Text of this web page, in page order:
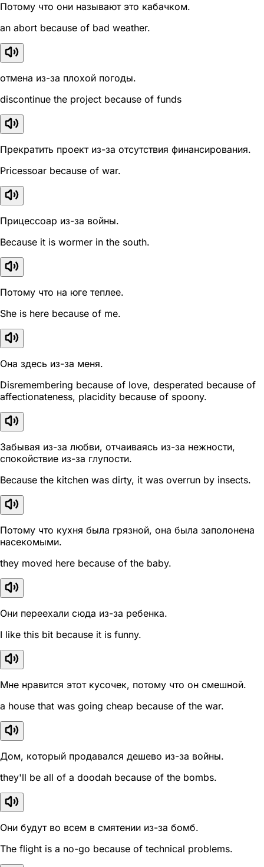
Потому что они называют это кабачком.
an abort because of bad weather.
отмена из-за плохой погоды.
discontinue the project because of funds
Прекратить проект из-за отсутствия финансирования.
Pricessoar because of war.
Прицессоар из-за войны.
Because it is wormer in the south.
Потому что на юге теплее.
She is here because of me.
Она здесь из-за меня.
Disremembering because of love, desperated because of
affectionateness, placidity because of spoony.
Забывая из-за любви, отчаиваясь из-за нежности,
спокойствие из-за глупости.
Because the kitchen was dirty, it was overrun by insects.
Потому что кухня была грязной, она была заполонена
насекомыми.
they moved here because of the baby.
Они переехали сюда из-за ребенка.
I like this bit because it is funny.
Мне нравится этот кусочек, потому что он смешной.
a house that was going cheap because of the war.
Дом, который продавался дешево из-за войны.
they'll be all of a doodah because of the bombs.
Они будут во всем в смятении из-за бомб.
The flight is a no-go because of technical problems.